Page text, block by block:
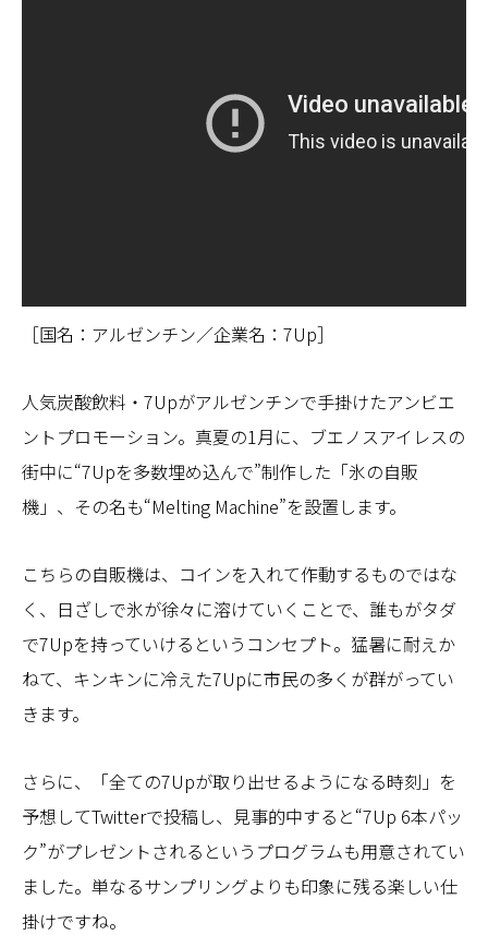
［国名：アルゼンチン／企業名：7Up］
人気炭酸飲料・7Upがアルゼンチンで手掛けたアンビエ
ントプロモーション。真夏の1月に、ブエノスアイレスの
街中に“7Upを多数埋め込んで”制作した「氷の自販
機」、その名も“Melting Machine”を設置します。
こちらの自販機は、コインを入れて作動するものではな
く、日ざしで氷が徐々に溶けていくことで、誰もがタダ
で7Upを持っていけるというコンセプト。猛暑に耐えか
ねて、キンキンに冷えた7Upに市民の多くが群がってい
きます。
さらに、「全ての7Upが取り出せるようになる時刻」を
予想してTwitterで投稿し、見事的中すると“7Up 6本パッ
ク”がプレゼントされるというプログラムも用意されてい
ました。単なるサンプリングよりも印象に残る楽しい仕
掛けですね。